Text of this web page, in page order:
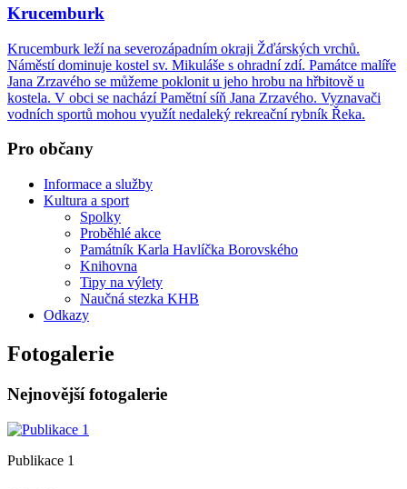
Krucemburk
Krucemburk leží na severozápadním okraji Žďárských vrchů.
Náměstí dominuje kostel sv. Mikuláše s ohradní zdí. Památce malíře
Jana Zrzavého se můžeme poklonit u jeho hrobu na hřbitově u
kostela. V obci se nachází Pamětní síň Jana Zrzavého. Vyznavači
vodních sportů mohou využít nedaleký rekreační rybník Řeka.
Pro občany
Informace a služby
Kultura a sport
Spolky
Proběhlé akce
Památník Karla Havlíčka Borovského
Knihovna
Tipy na výlety
Naučná stezka KHB
Odkazy
Fotogalerie
Nejnovější fotogalerie
Publikace 1